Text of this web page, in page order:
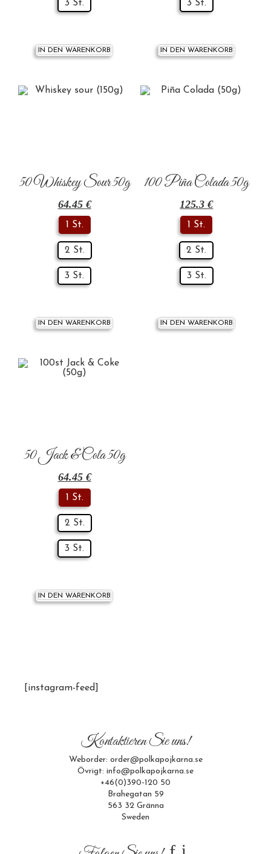
3 St.
IN DEN WARENKORB
3 St.
IN DEN WARENKORB
50 Whiskey Sour 50g
64.45 €
1 St.
2 St.
3 St.
IN DEN WARENKORB
100 Piña Colada 50g
125.3€
1 St.
2 St.
3 St.
IN DEN WARENKORB
50 Jack & Cola 50g
64.45 €
1 St.
2 St.
3 St.
IN DEN WARENKORB
[instagram-feed]
Kontaktieren Sie uns!
Weborder: order@polkapojkarna.se
Övrigt: info@polkapojkarna.se
+46(0)390-120 50
Brahegatan 59
563 32 Gränna
Sweden